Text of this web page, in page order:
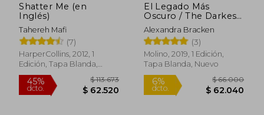
45%
dcto. $ 78.086
45%
dcto.
Shatter Me (en
Inglés)
Tahereh Mafi
(7)
HarperCollins, 2012, 1
Edición, Tapa Blanda,
Nuevo
El Legado Más
Oscuro / The Darkest
Legacy. Book 4
Alexandra Bracken
(3)
Molino, 2019, 1 Edición,
Tapa Blanda, Nuevo